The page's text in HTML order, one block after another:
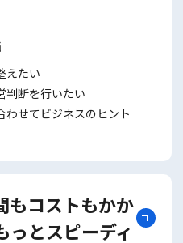
えたい
判断を⾏いたい
わせてビジネスのヒント
もコストもかか
とスピーディ